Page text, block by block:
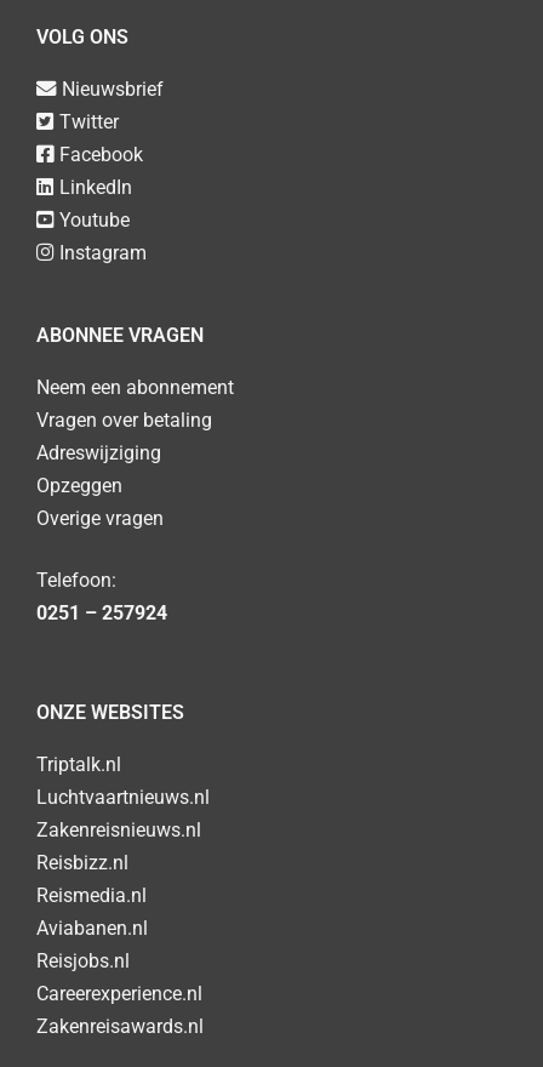
VOLG ONS
Nieuwsbrief
Twitter
Facebook
LinkedIn
Youtube
Instagram
ABONNEE VRAGEN
Neem een abonnement
Vragen over betaling
Adreswijziging
Opzeggen
Overige vragen
Telefoon:
0251 – 257924
ONZE WEBSITES
Triptalk.nl
Luchtvaartnieuws.nl
Zakenreisnieuws.nl
Reisbizz.nl
Reismedia.nl
Aviabanen.nl
Reisjobs.nl
Careerexperience.nl
Zakenreisawards.nl